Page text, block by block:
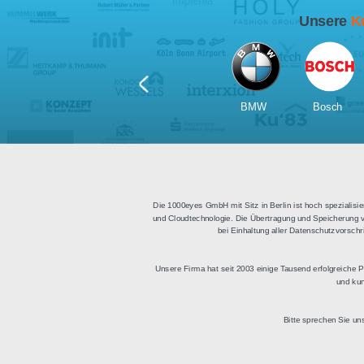
Für Tablets
geeignet
Apps für iOS und Android
sowie ein HTML Modul für
die Einbindung in
bestehende Websites.